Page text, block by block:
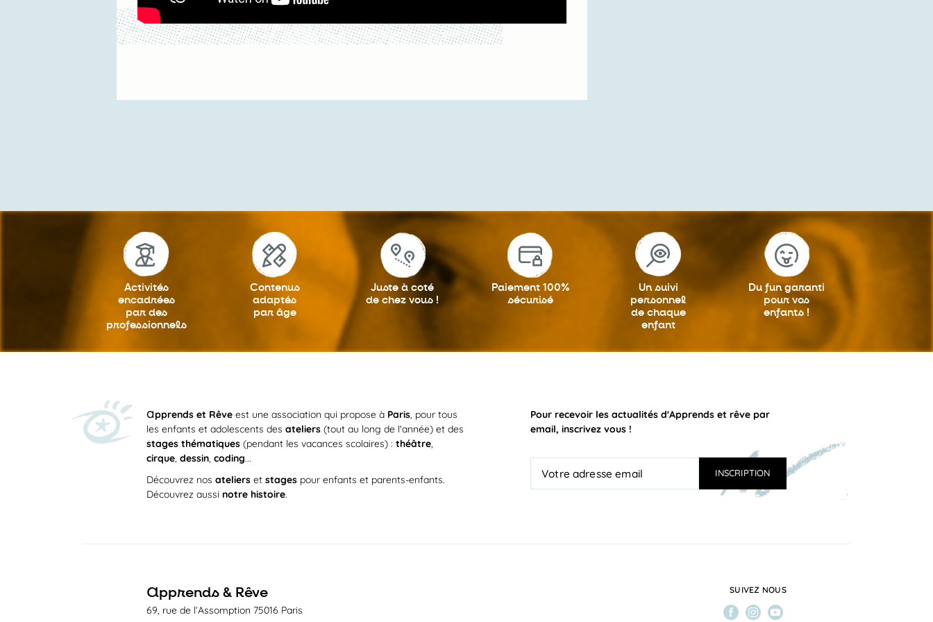
Activités
encadrées
par des
professionnels
Contenus
adaptés
par âge
Juste à coté
de chez vous !
Paiement 100%
sécurisé
Un suivi
personnel
de chaque
enfant
Du fun garanti
pour vos
enfants !
apprends et Rêve est une association qui propose à Paris, pour tous
les enfants et adolescents desateliers (tout au long de l'année) et des
stages thématiques (pendant les vacances scolaires) :théâtre,
cirque,dessin,coding...
Découvrez nosateliers etstages pour enfants et parents-enfants.
Découvrez aussinotre histoire.
Pour recevoir les actualités d'Apprends et rêve par
email, inscrivez vous !
apprends & Rêve
69, rue de l’Assomption 75016 Paris
SUIVEZ NOUS